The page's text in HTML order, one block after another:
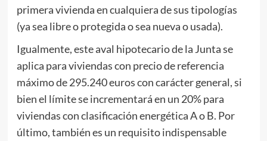
primera vivienda en cualquiera de sus tipologías
(ya sea libre o protegida o sea nueva o usada).
Igualmente, este aval hipotecario de la Junta se
aplica para viviendas con precio de referencia
máximo de 295.240 euros con carácter general, si
bien el límite se incrementará en un 20% para
viviendas con clasificación energética A o B. Por
último, también es un requisito indispensable